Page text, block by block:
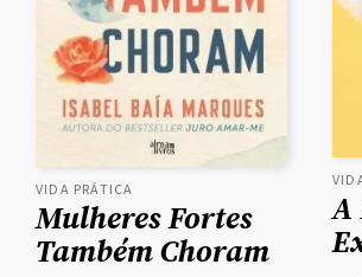
VIDA PRÁTICA
Mulheres Fortes
Também Choram
A